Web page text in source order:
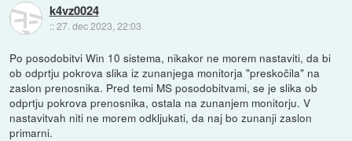
k4vz0024
::27. dec 2023, 22:03
Po posodobitvi Win 10 sistema, nikakor ne morem nastaviti, da bi
ob odprtju pokrova slika iz zunanjega monitorja "preskočila" na
zaslon prenosnika. Pred temi MS posodobitvami, se je slika ob
odprtju pokrova prenosnika, ostala na zunanjem monitorju. V
nastavitvah niti ne morem odkljukati, da naj bo zunanji zaslon
primarni.